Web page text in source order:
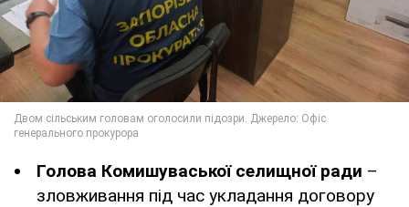
Голова Комишуваської селищної ради –
зловживання під час укладання договору